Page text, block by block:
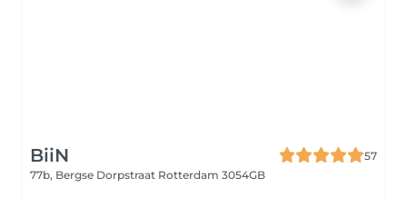
BiiN
57
77b, Bergse Dorpstraat Rotterdam 3054GB